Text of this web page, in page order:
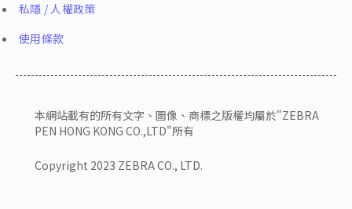
本網站載有的所有文字、圖像、商標之版權均屬於"ZEBRA
PEN HONG KONG CO.,LTD"所有
Copyright 2023 ZEBRA CO., LTD.
私隱 / 人權政策
使用條款